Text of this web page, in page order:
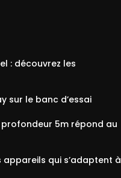
: découvrez les
sur le banc d’essai
5m répond au
appareils qui s’adaptent à